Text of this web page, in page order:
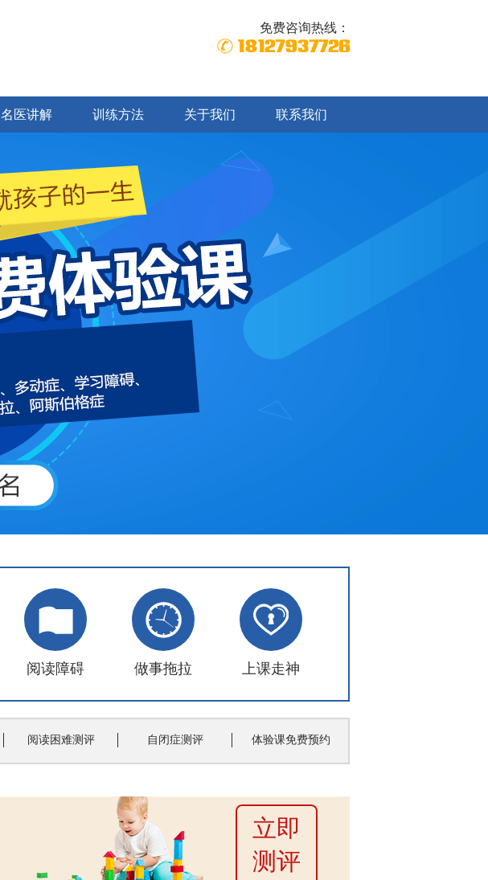
免费咨询热线：
18127937726
名医讲解 训练方法 关于我们 联系我们
阅读障碍 做事拖拉 上课走神
阅读困难测评 自闭症测评 体验课免费预约
立即
测评